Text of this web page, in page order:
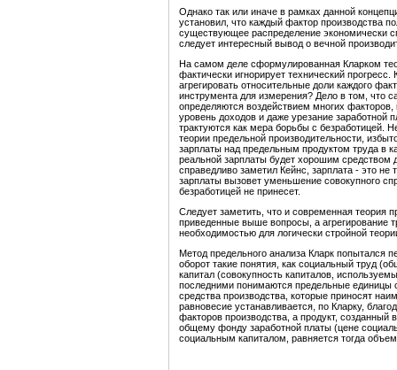
Однако так или иначе в рамках данной
установил, что каждый фактор производства
существующее распределение экономически
следует интересный вывод о вечной
На самом деле сформулированная Кларком
фактически игнорирует технический
агрегировать относительные доли каждого
инструмента для измерения? Дело в том, что
определяются воздействием многих
уровень доходов и даже урезание заработной
трактуются как мера борьбы с безработицей.
теории предельной производительности,
зарплаты над предельным продуктом труда в
реальной зарплаты будет хорошим средством
справедливо заметил Кейнс, зарплата - это
зарплаты вызовет уменьшение совокупного
безработицей не принесет.
Следует заметить, что и современная теория
приведенные выше вопросы, а агрегирование
необходимостью для логически стройной
Метод предельного анализа Кларк попытался
оборот такие понятия, как социальный труд
капитал (совокупность капиталов,
последними понимаются предельные единицы
средства производства, которые приносят
равновесие устанавливается, по Кларку,
факторов производства, а продукт,
общему фонду заработной платы (цене
социальным капиталом, равняется тогда